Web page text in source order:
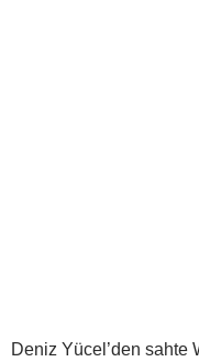
Deniz Yücel’den sahte